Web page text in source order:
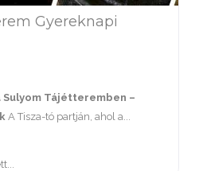
Gyereknapi
Sulyom Tájétteremben –
A Tisza-tó partján, ahol a...